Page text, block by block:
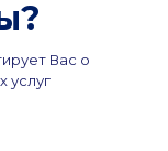
Вас о
услуг